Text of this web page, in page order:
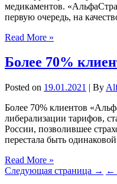
медикаментов.
первую очередь, на
Read More »
Более 70%
Posted on 19.01.2021 | By
Более 70% клиентов
либерализации тарифов,
России, позволившее
перестала быть
Read More »
Следующая страница → ←